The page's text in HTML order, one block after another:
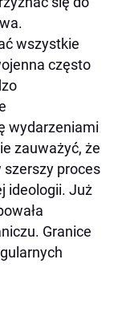
wszystkie
często
wydarzeniami
zauważyć, że
szerszy proces
ideologii. Już
Granice